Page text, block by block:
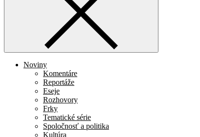
Noviny
Komentáre
Reportáže
Eseje
Rozhovory
Frky
Tematické série
Spoločnosť a politika
Kultúra